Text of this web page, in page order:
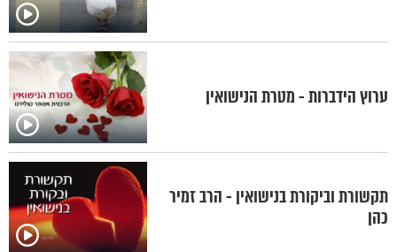
ערוץ הידברות - מטרת הנישואין
תקשורת וביקורת בנישואין - הרב זמיר
כהן